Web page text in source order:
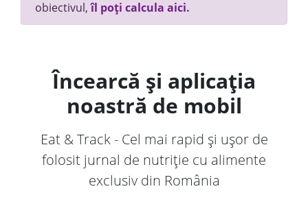
obiectivul,îl poți calcula aici.
Încearcă și aplicația
noastră de mobil
Eat & Track - Cel mai rapid și ușor de
folosit jurnal de nutriție cu alimente
exclusiv din România